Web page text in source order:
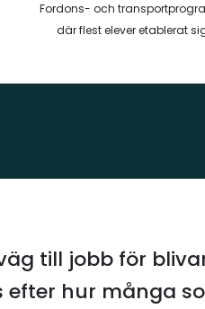
Fordons- och
där flest elever etablerat
till jobb för
efter hur många